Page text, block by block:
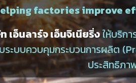
factories improve
เอ็นลาร์จ เอ็นจิเนียริ่งให้บริก
ระบบควบคุมกระบวนการผลิต
ประสิทธิภา